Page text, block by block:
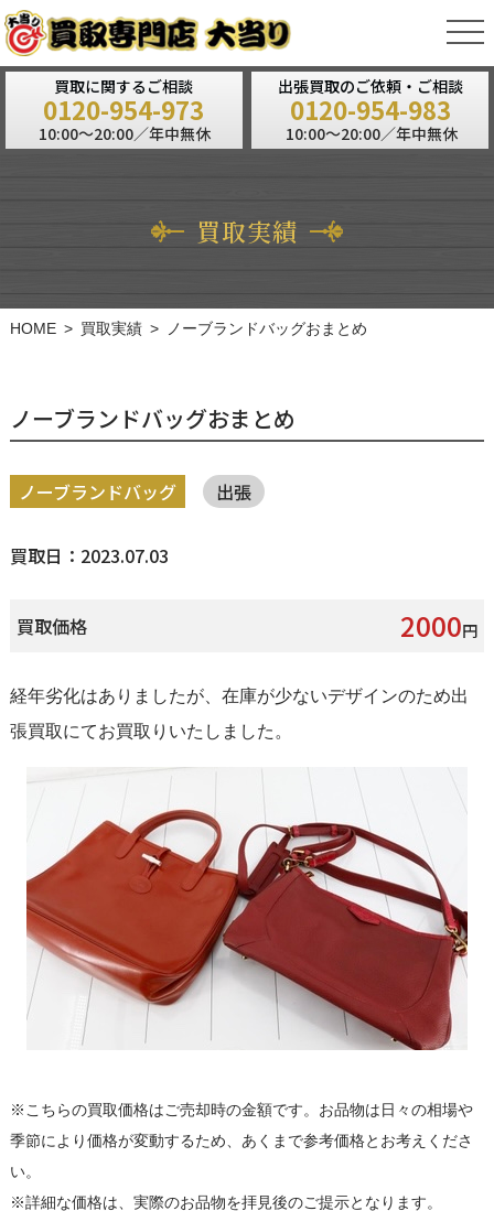
買取に関するご相談
0120-954-973
10:00～20:00／年中無休
出張買取のご依頼・ご相談
0120-954-983
10:00～20:00／年中無休
買取実績
HOME 買取実績 ノーブランドバッグおまとめ
ノーブランドバッグおまとめ
ノーブランドバッグ 出張
買取日：2023.07.03
買取価格 2000円
経年劣化はありましたが、在庫が少ないデザインのため出
張買取にてお買取りいたしました。
※こちらの買取価格はご売却時の金額です。お品物は日々の相場や
季節により価格が変動するため、あくまで参考価格とお考えくださ
い。
※詳細な価格は、実際のお品物を拝見後のご提示となります。